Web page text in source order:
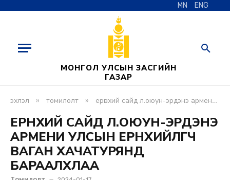
MN ENG
МОНГОЛ УЛСЫН ЗАСГИЙН
ГАЗАР
эхлэл » томилолт » ерөнхий сайд л.оюун-эрдэнэ армени улсын ерөнхийлөгч ваган хачатурянд бараалхлаа
ЕРӨНХИЙ САЙД Л.ОЮУН-ЭРДЭНЭ
АРМЕНИ УЛСЫН ЕРӨНХИЙЛӨГЧ
ВАГАН ХАЧАТУРЯНД
БАРААЛХЛАА